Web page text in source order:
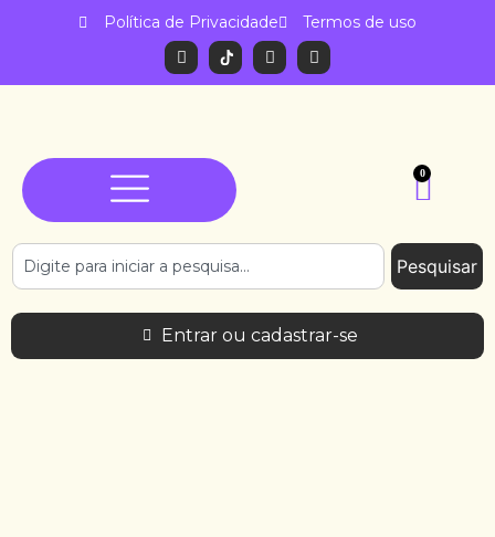
Política de Privacidade Termos de uso
0
Pesquisar
Entrar ou cadastrar-se